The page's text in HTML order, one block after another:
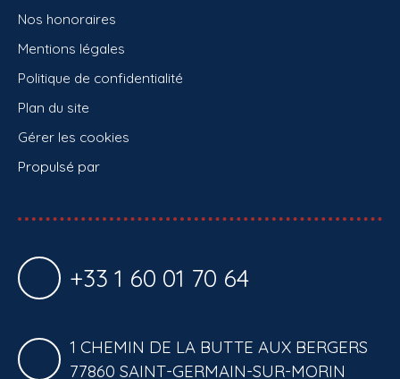
Nos honoraires
Mentions légales
Politique de confidentialité
Plan du site
Gérer les cookies
Propulsé par
+33 1 60 01 70 64
1 CHEMIN DE LA BUTTE AUX BERGERS
77860 SAINT-GERMAIN-SUR-MORIN